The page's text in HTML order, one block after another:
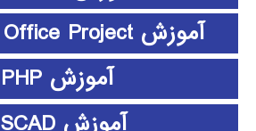
آموزش Microsoft Office Project
آموزش PHP
آموزش PSCAD